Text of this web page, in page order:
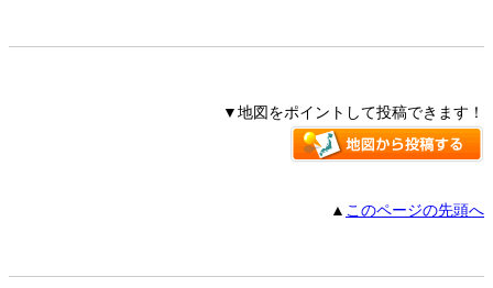
▼地図をポイントして投稿できます！
▲ このページの先頭へ